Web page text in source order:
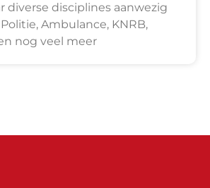
diverse disciplines aanwezig
Ambulance, KNRB,
nog veel meer